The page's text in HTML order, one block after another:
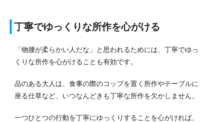
丁寧でゆっくりな所作を心がける
「物腰が柔らかい人だな」と思われるためには、丁寧でゆっ
くりな所作を心がけることも有効です。
品のある大人は、食事の際のコップを置く所作やテーブルに
座る仕草など、いつなんどきも丁寧な所作を欠かしません。
一つひとつの行動を丁寧にゆっくりすることを心がければ、